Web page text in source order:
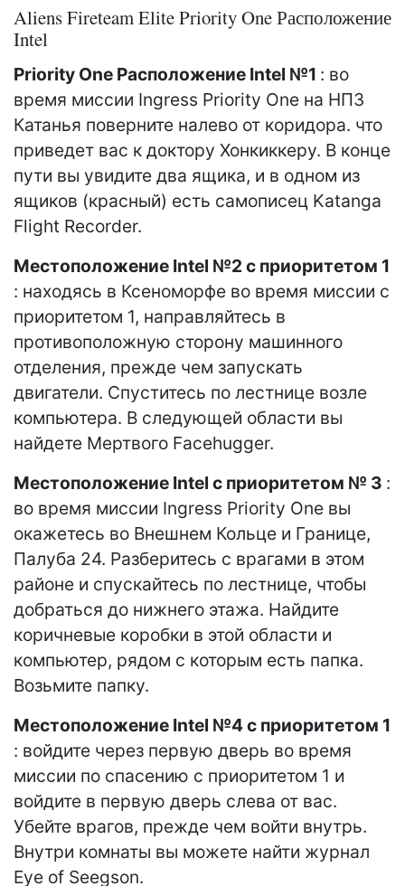
Aliens Fireteam Elite Priority One Расположение
Intel
Priority One Расположение Intel №1 : во
время миссии Ingress Priority One на НПЗ
Катанья поверните налево от коридора. что
приведет вас к доктору Хонкиккеру. В конце
пути вы увидите два ящика, и в одном из
ящиков (красный) есть самописец Katanga
Flight Recorder.
Местоположение Intel №2 с приоритетом 1
: находясь в Ксеноморфе во время миссии с
приоритетом 1, направляйтесь в
противоположную сторону машинного
отделения, прежде чем запускать
двигатели. Спуститесь по лестнице возле
компьютера. В следующей области вы
найдете Мертвого Facehugger.
Местоположение Intel с приоритетом № 3 :
во время миссии Ingress Priority One вы
окажетесь во Внешнем Кольце и Границе,
Палуба 24. Разберитесь с врагами в этом
районе и спускайтесь по лестнице, чтобы
добраться до нижнего этажа. Найдите
коричневые коробки в этой области и
компьютер, рядом с которым есть папка.
Возьмите папку.
Местоположение Intel №4 с приоритетом 1
: войдите через первую дверь во время
миссии по спасению с приоритетом 1 и
войдите в первую дверь слева от вас.
Убейте врагов, прежде чем войти внутрь.
Внутри комнаты вы можете найти журнал
Eye of Seegson.